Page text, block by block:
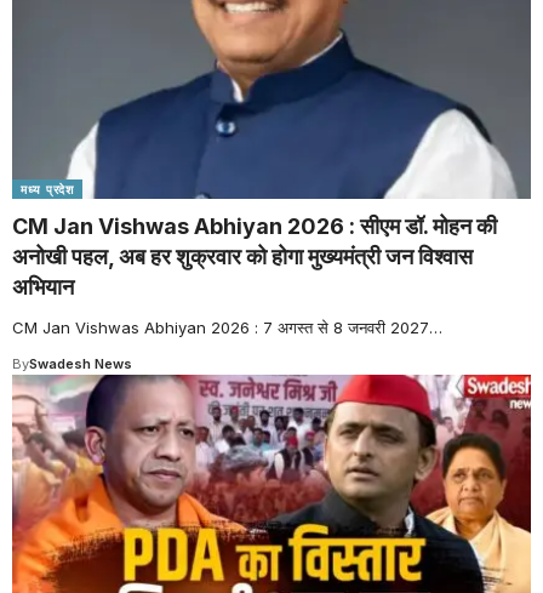
मध्य प्रदेश
CM Jan Vishwas Abhiyan 2026 : सीएम डॉ. मोहन की
अनोखी पहल, अब हर शुक्रवार को होगा मुख्यमंत्री जन विश्वास
अभियान
CM Jan Vishwas Abhiyan 2026 : 7 अगस्त से 8 जनवरी 2027…
BySwadesh News